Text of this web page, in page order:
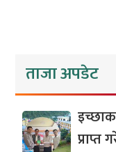
ताजा अपडेट
प्राप्त